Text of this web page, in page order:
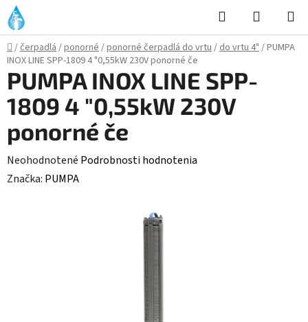
Prejsť
na
obsah
Hľadať
KOŠÍK
Domov
/čerpadlá/ponorné/ponorné čerpadlá do vrtu/do vrtu 4"/PUMPA
INOX LINE SPP-1809 4 "0,55kW 230V ponorné če
PUMPA INOX LINE SPP-
1809 4 "0,55kW 230V
ponorné če
Priemerné
hodnotenie
Neohodnotené Podrobnosti hodnotenia
Značka: PUMPA